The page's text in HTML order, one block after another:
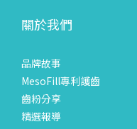
關於我們
品牌故事
MesoFill專利護齒
齒粉分享
精選報導